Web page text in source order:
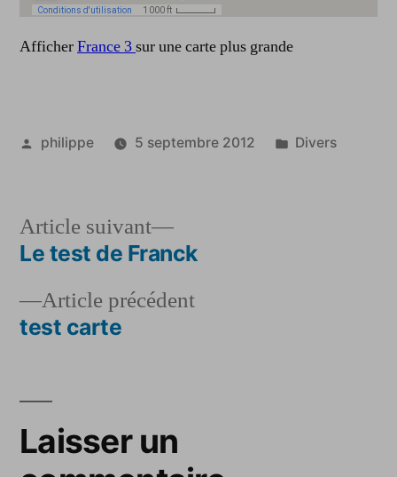
AfficherFrance 3sur une carte plus grande
Publié
philippe 5 septembre 2012
Publié
Divers
Navigation
deArticle précédentArticle
test carte
Article suivant
Article
suivant :
Le test de Franck
Laisser un